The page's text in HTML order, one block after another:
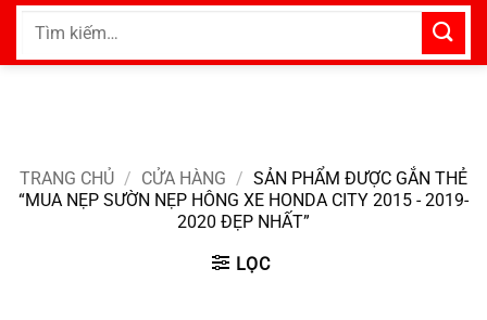
Bỏ
nội
Tìm
TRANG CHỦ / CỬA HÀNG / SẢN PHẨM ĐƯỢC GẮN THẺ
“MUA NẸP SƯỜN NẸP HÔNG XE HONDA CITY 2015 - 2019-
2020 ĐẸP NHẤT”
LỌC